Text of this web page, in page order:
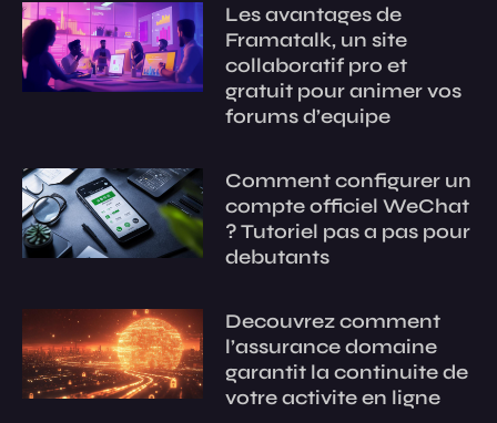
Les avantages de
Framatalk, un site
collaboratif pro et
gratuit pour animer vos
forums d’equipe
Comment configurer un
compte officiel WeChat
? Tutoriel pas a pas pour
debutants
Decouvrez comment
l’assurance domaine
garantit la continuite de
votre activite en ligne